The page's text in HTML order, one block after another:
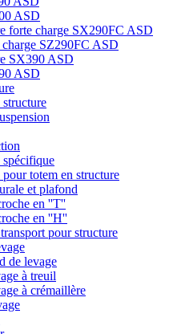
ASD
forte charge SX290FC ASD
SZ290FC ASD
SX390 ASD
ASD
structure
spécifique
pour totem en structure
et plafond
en ''T''
en ''H''
pour structure
de levage
à treuil
à crémaillère